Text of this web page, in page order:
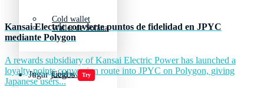
Cold wallet
Jugar juegos Try
Wallet de Solana
Cold wallet
Kansai Electric convierte puntos de fidelidad en JPYC
mediante Polygon
A rewards subsidiary of Kansai Electric Power has launched a
loyalty-points conversion route into JPYC on Polygon, giving
Japanese users...